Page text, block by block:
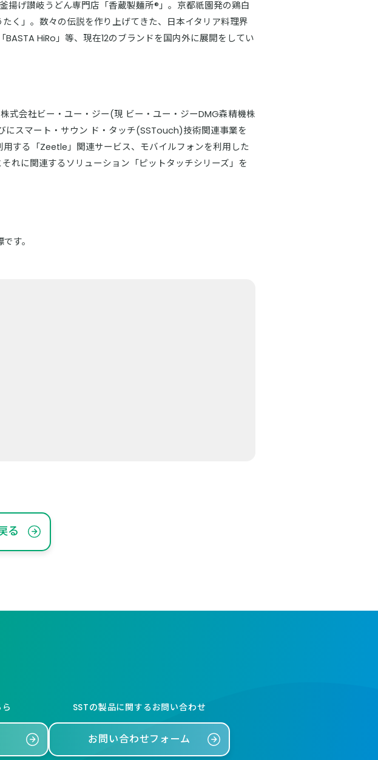
揚げ讃岐うどん専門店「香蔵製麺所®」。京都祇園発の鶏白
く」。数々の伝説を作り上げてきた、日本イタリア料理界
HiRo」等、現在12のブランドを国内外に展開をしてい
式会社ビー・ユー・ジー(現 ビー・ユー・ジーDMG森精機株
スマート・サウン ド・タッチ(SSTouch)技術関連事業を
する「Zeetle」関連サービス、モバイルフォンを利用した
れに関連するソリューション「ピットタッチシリーズ」を
す。
る
SSTの製品に関するお問い合わせ
お問い合わせフォーム